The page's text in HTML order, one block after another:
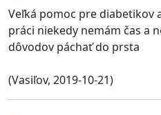
Veľká pomoc pre diabetikov
práci niekedy nemám čas a
dôvodov páchať do prsta
(Vasiľov, 2019-10-21)